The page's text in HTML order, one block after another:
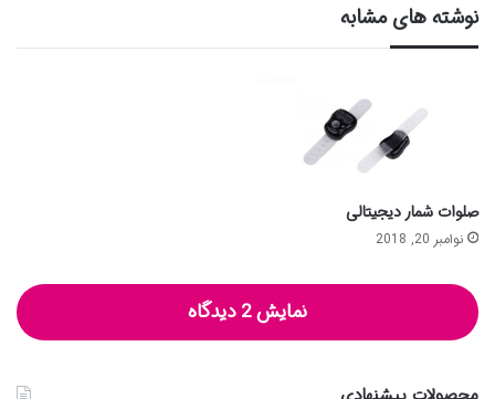
نوشته های مشابه
صلوات شمار دیجیتالی
نوامبر 20, 2018
نمایش 2 دیدگاه